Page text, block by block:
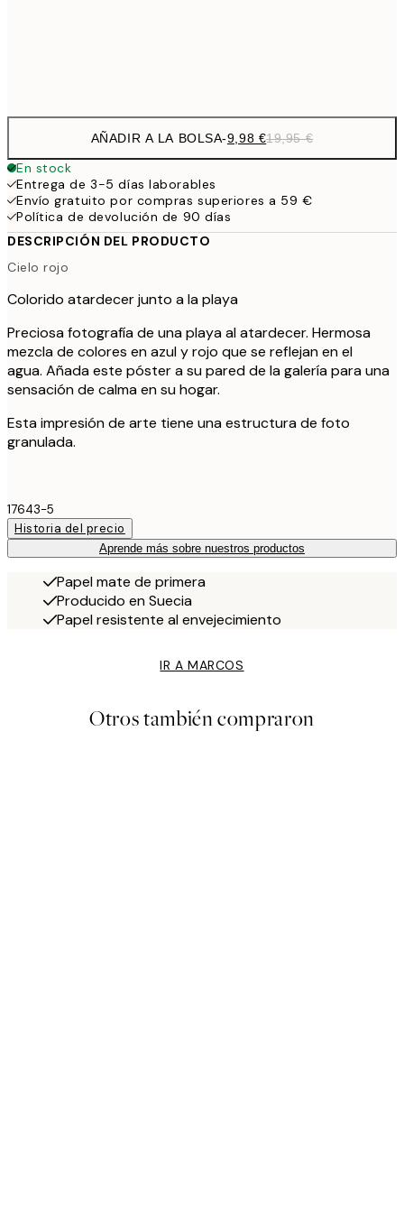
AÑADIR A LA BOLSA-9,98 €19,95 €
En stock
Entrega de 3-5 días laborables
Envío gratuito por compras superiores a 59 €
Política de devolución de 90 días
DESCRIPCIÓN DEL PRODUCTO
Cielo rojo
Colorido atardecer junto a la playa
Preciosa fotografía de una playa al atardecer. Hermosa
mezcla de colores en azul y rojo que se reflejan en el
agua. Añada este póster a su pared de la galería para una
sensación de calma en su hogar.
Esta impresión de arte tiene una estructura de foto
granulada.
17643-5
Historia del precio
Aprende más sobre nuestros productos
Papel mate de primera
Producido en Suecia
Papel resistente al envejecimiento
IR A MARCOS
Otros también compraron